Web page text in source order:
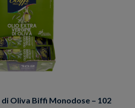
Oliva Biffi Monodose – 102